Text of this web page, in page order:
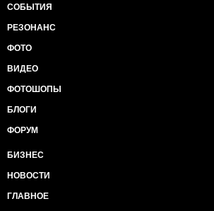
СОБЫТИЯ
РЕЗОНАНС
ФОТО
ВИДЕО
ФОТОШОПЫ
БЛОГИ
ФОРУМ
БИЗНЕС
НОВОСТИ
ГЛАВНОЕ